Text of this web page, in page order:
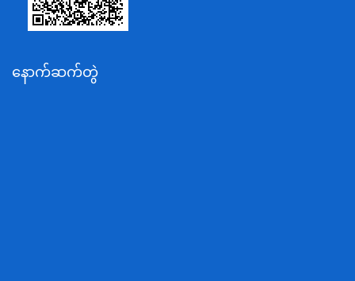
သယံဇာတနှင့်ပတ်ဝန်းကျင်ထိန်းသိမ်းရေးဝန်ကြီးဌာန
အလုပ်သမား၊လူဝင်မှုကြီးကြပ်ရေးနှင့်ပြည်သူ့အင်အား
နောက်ဆက်တွဲ